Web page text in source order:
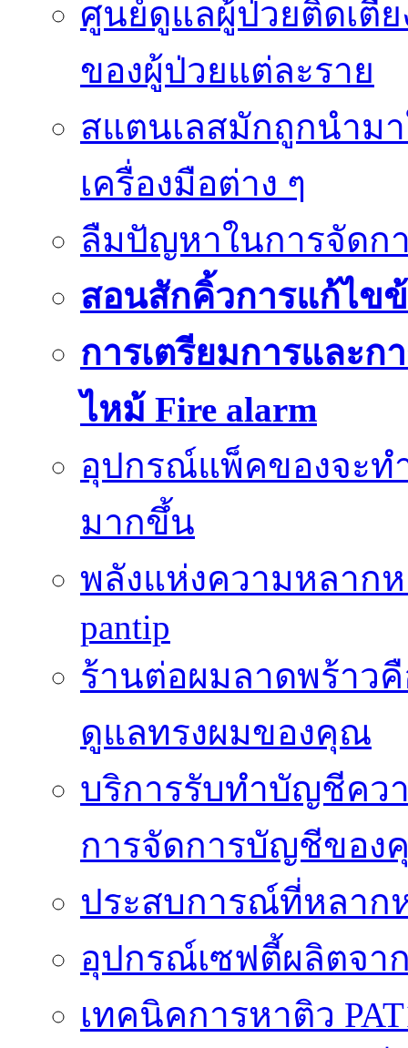
ศูนย์ดูแลผู้ป่วยติดเตี
ของผู้ป่วยแต่ละราย
สแตนเลสมักถูกนำม
เครื่องมือต่าง ๆ
ลืมปัญหาในการจัดก
สอนสักคิ้วการแก้ไข
การเตรียมการและก
ไหม้ Fire alarm
อุปกรณ์แพ็คของจะท
มากขึ้น
พลังแห่งความหลาก
pantip
ร้านต่อผมลาดพร้าว
ดูแลทรงผมของคุณ
บริการรับทำบัญชีคว
การจัดการบัญชีของ
ประสบการณ์ที่หลาก
อุปกรณ์เซฟตี้ผลิตจา
เทคนิคการหาติว